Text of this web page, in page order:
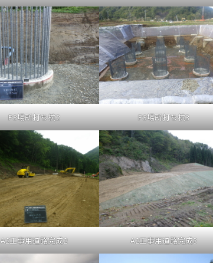
P3場所打ち杭2 P3場所打ち杭3
A2工事用道路完成2 A2工事用道路完成3